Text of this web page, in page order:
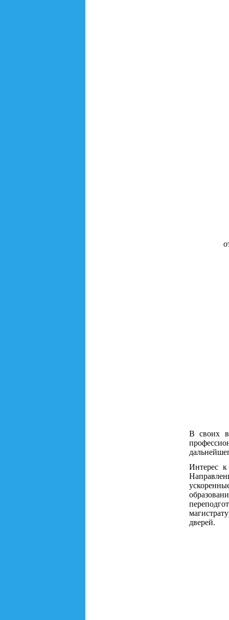
В своих
Интерес к
дверей.